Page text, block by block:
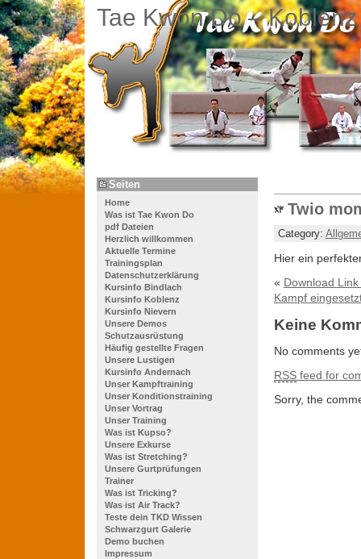
Tae Kwon Do –
Seiten
Home
Was ist Tae Kwon Do
pdf Dateien
Herzlich willkommen
Aktuelle Termine
Trainingsplan
Datenschutzerklärung
Kursinfo Bindlach
Kursinfo Koblenz
Kursinfo Nievern
Unsere Demos
Schutzausrüstung
Häufig gestellte Fragen
Unsere Lustigen
Kursinfo Andernach
Unser Kampftraining
Unser Konditionstraining
Unser Vortrag
Unser Training
Was ist Kupso?
Unsere Exkurse
Was ist Stretching?
Unsere Gurtprüfungen
Trainer
Was ist Tricking?
Was ist Air Track?
Teste dein TKD Wissen
Schwarzgurt Galerie
Demo buchen
Impressum
Twio
Category:
Hier ein
« Download
Kampf
Keine
No comments
RSS feed for
Sorry, the